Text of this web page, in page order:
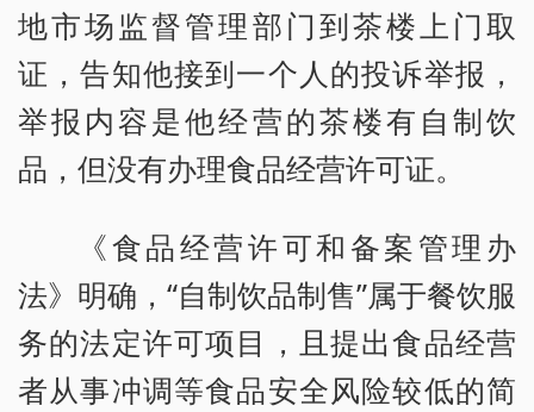
地市场监督管理部门到茶楼上门取
证，告知他接到一个人的投诉举报，
举报内容是他经营的茶楼有自制饮
品，但没有办理食品经营许可证。
《食品经营许可和备案管理办
法》明确，“自制饮品制售”属于餐饮服
务的法定许可项目，且提出食品经营
者从事冲调等食品安全风险较低的简